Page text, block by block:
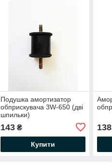
Подушка амортизатор
обприскувача 3W-650 (дві
шпильки)
143₴
Купити
138